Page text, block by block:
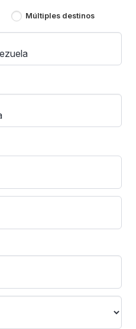
Múltiples destinos